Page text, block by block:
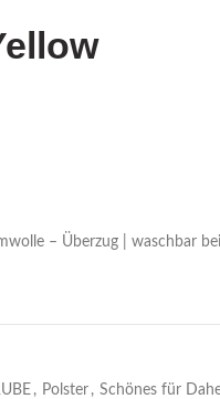
– Überzug | waschbar
, Polster , Schönes für